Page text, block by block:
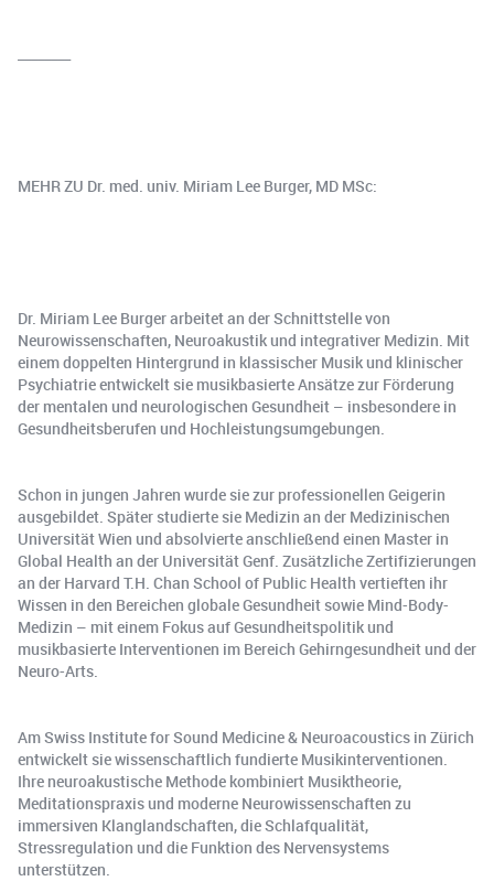
MEHR ZU Dr. med. univ. Miriam Lee Burger, MD MSc:
Dr. Miriam Lee Burger arbeitet an der Schnittstelle von
Neurowissenschaften, Neuroakustik und integrativer Medizin. Mit
einem doppelten Hintergrund in klassischer Musik und klinischer
Psychiatrie entwickelt sie musikbasierte Ansätze zur Förderung
der mentalen und neurologischen Gesundheit – insbesondere in
Gesundheitsberufen und Hochleistungsumgebungen.
Schon in jungen Jahren wurde sie zur professionellen Geigerin
ausgebildet. Später studierte sie Medizin an der Medizinischen
Universität Wien und absolvierte anschließend einen Master in
Global Health an der Universität Genf. Zusätzliche Zertifizierungen
an der Harvard T.H. Chan School of Public Health vertieften ihr
Wissen in den Bereichen globale Gesundheit sowie Mind-Body-
Medizin – mit einem Fokus auf Gesundheitspolitik und
musikbasierte Interventionen im Bereich Gehirngesundheit und der
Neuro-Arts.
Am Swiss Institute for Sound Medicine & Neuroacoustics in Zürich
entwickelt sie wissenschaftlich fundierte Musikinterventionen.
Ihre neuroakustische Methode kombiniert Musiktheorie,
Meditationspraxis und moderne Neurowissenschaften zu
immersiven Klanglandschaften, die Schlafqualität,
Stressregulation und die Funktion des Nervensystems
unterstützen.